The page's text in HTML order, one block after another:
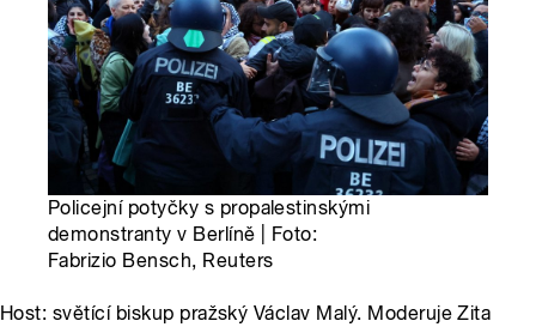
Policejní potyčky s propalestinskými
demonstranty v Berlíně | Foto:
Fabrizio Bensch, Reuters
Host: světící biskup pražský Václav Malý. Moderuje Zita